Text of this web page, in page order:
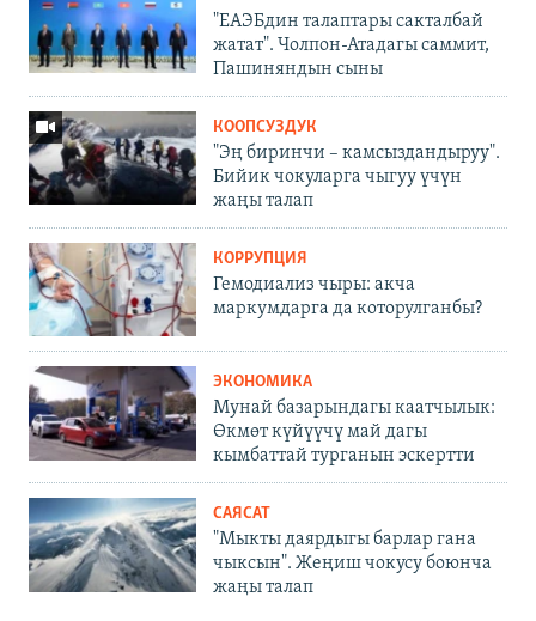
"ЕАЭБдин талаптары сакталбай
жатат". Чолпон-Атадагы саммит,
Пашиняндын сыны
КООПСУЗДУК
"Эң биринчи – камсыздандыруу".
Бийик чокуларга чыгуу үчүн
жаңы талап
КОРРУПЦИЯ
Гемодиализ чыры: акча
маркумдарга да которулганбы?
ЭКОНОМИКА
Мунай базарындагы каатчылык:
Өкмөт күйүүчү май дагы
кымбаттай турганын эскертти
САЯСАТ
"Мыкты даярдыгы барлар гана
чыксын". Жеңиш чокусу боюнча
жаңы талап